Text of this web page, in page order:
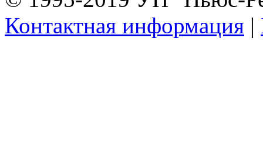
Контактная информация |